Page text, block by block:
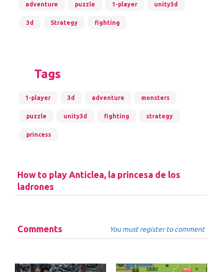
adventure puzzle 1-player unity3d
3d Strategy fighting
Tags
1-player 3d adventure monsters
puzzle unity3d fighting strategy
princess
How to play Anticlea, la princesa de los
ladrones
Comments You must register to comment